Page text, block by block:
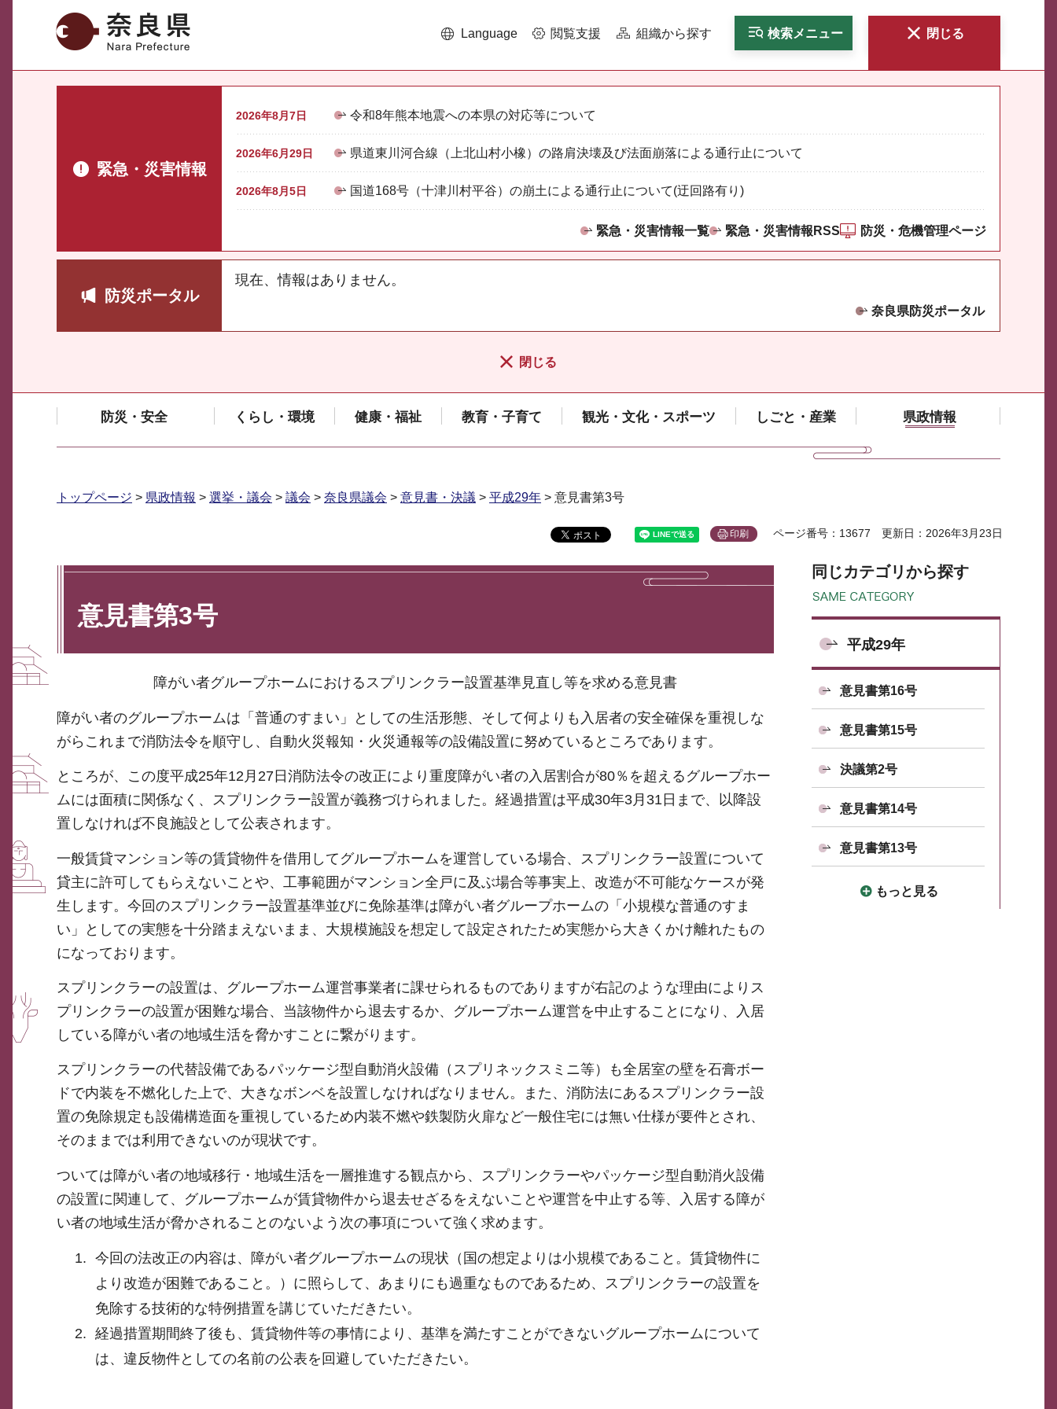
奈良県 Language 閲覧支援 組織から探す 検索メニュー 閉じる
緊急・災害情報
2026年8月7日 令和8年熊本地震への本県の対応等について
2026年6月29日 県道東川河合線（上北山村小橡）の路肩決壊及び法面崩落による通行止について
2026年8月5日 国道168号（十津川村平谷）の崩土による通行止について(迂回路有り)
緊急・災害情報一覧 緊急・災害情報RSS 防災・危機管理ページ
防災ポータル
現在、情報はありません。
奈良県防災ポータル
閉じる
防災・安全 くらし・環境 健康・福祉 教育・子育て 観光・文化・スポーツ しごと・産業 県政情報
トップページ > 県政情報 > 選挙・議会 > 議会 > 奈良県議会 > 意見書・決議 > 平成29年 > 意見書第3号
印刷 ページ番号：13677 更新日：2026年3月23日
意見書第3号
障がい者グループホームにおけるスプリンクラー設置基準見直し等を求める意見書
障がい者のグループホームは「普通のすまい」としての生活形態、そして何よりも入居者の安全確保を重視しな
がらこれまで消防法令を順守し、自動火災報知・火災通報等の設備設置に努めているところであります。
ところが、この度平成25年12月27日消防法令の改正により重度障がい者の入居割合が80％を超えるグループホー
ムには面積に関係なく、スプリンクラー設置が義務づけられました。経過措置は平成30年3月31日まで、以降設
置しなければ不良施設として公表されます。
一般賃貸マンション等の賃貸物件を借用してグループホームを運営している場合、スプリンクラー設置について
貸主に許可してもらえないことや、工事範囲がマンション全戸に及ぶ場合等事実上、改造が不可能なケースが発
生します。今回のスプリンクラー設置基準並びに免除基準は障がい者グループホームの「小規模な普通のすま
い」としての実態を十分踏まえないまま、大規模施設を想定して設定されたため実態から大きくかけ離れたもの
になっております。
スプリンクラーの設置は、グループホーム運営事業者に課せられるものでありますが右記のような理由によりス
プリンクラーの設置が困難な場合、当該物件から退去するか、グループホーム運営を中止することになり、入居
している障がい者の地域生活を脅かすことに繋がります。
スプリンクラーの代替設備であるパッケージ型自動消火設備（スプリネックスミニ等）も全居室の壁を石膏ボー
ドで内装を不燃化した上で、大きなボンベを設置しなければなりません。また、消防法にあるスプリンクラー設
置の免除規定も設備構造面を重視しているため内装不燃や鉄製防火扉など一般住宅には無い仕様が要件とされ、
そのままでは利用できないのが現状です。
ついては障がい者の地域移行・地域生活を一層推進する観点から、スプリンクラーやパッケージ型自動消火設備
の設置に関連して、グループホームが賃貸物件から退去せざるをえないことや運営を中止する等、入居する障が
い者の地域生活が脅かされることのないよう次の事項について強く求めます。
今回の法改正の内容は、障がい者グループホームの現状（国の想定よりは小規模であること。賃貸物件に
より改造が困難であること。）に照らして、あまりにも過重なものであるため、スプリンクラーの設置を
免除する技術的な特例措置を講じていただきたい。
経過措置期間終了後も、賃貸物件等の事情により、基準を満たすことができないグループホームについて
は、違反物件としての名前の公表を回避していただきたい。
同じカテゴリから探す
平成29年
意見書第16号
意見書第15号
決議第2号
意見書第14号
意見書第13号
もっと見る